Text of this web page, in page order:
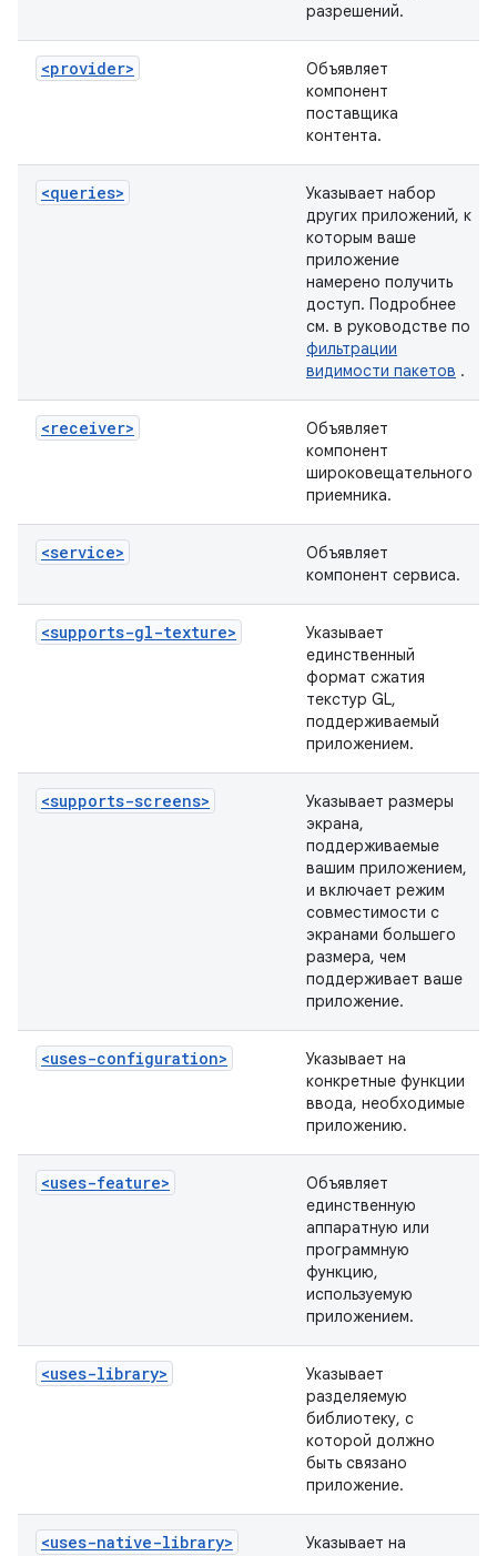
разрешений.
<provider>
Объявляет
компонент
поставщика
контента.
<queries>
Указывает набор
других приложений, к
которым ваше
приложение
намерено получить
доступ. Подробнее
см. в руководстве по
фильтрации
видимости пакетов .
<receiver>
Объявляет
компонент
широковещательного
приемника.
<service>
Объявляет
компонент сервиса.
<supports-gl-texture>
Указывает
единственный
формат сжатия
текстур GL,
поддерживаемый
приложением.
<supports-screens>
Указывает размеры
экрана,
поддерживаемые
вашим приложением,
и включает режим
совместимости с
экранами большего
размера, чем
поддерживает ваше
приложение.
<uses-configuration>
Указывает на
конкретные функции
ввода, необходимые
приложению.
<uses-feature>
Объявляет
единственную
аппаратную или
программную
функцию,
используемую
приложением.
<uses-library>
Указывает
разделяемую
библиотеку, с
которой должно
быть связано
приложение.
<uses-native-library>
Указывает на